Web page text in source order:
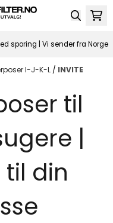
sporing | Vi sender fra Norge
I-J-K-L / INVITE
til
|
til din